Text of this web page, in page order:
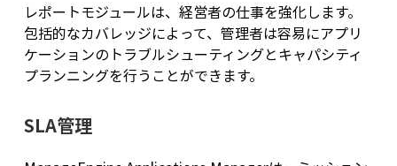
レポートモジュールは、経営者の仕事を強化します。
包括的なカバレッジによって、管理者は容易にアプリ
ケーションのトラブルシューティングとキャパシティ
プランニングを行うことができます。
SLA管理